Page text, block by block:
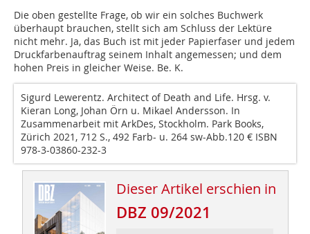
Die oben gestellte Frage, ob wir ein solches Buchwerk
überhaupt brauchen, stellt sich am Schluss der Lektüre
nicht mehr. Ja, das Buch ist mit jeder Papierfaser und jedem
Druckfarbenauftrag seinem Inhalt angemessen; und dem
hohen Preis in gleicher Weise. Be. K.
Sigurd Lewerentz. Architect of Death and Life. Hrsg. v.
Kieran Long, Johan Örn u. Mikael Andersson. In
Zusammenarbeit mit ArkDes, Stockholm. Park Books,
Zürich 2021, 712 S., 492 Farb- u. 264 sw-Abb.120 € ISBN
978-3-03860-232-3
Dieser Artikel erschien in
DBZ 09/2021